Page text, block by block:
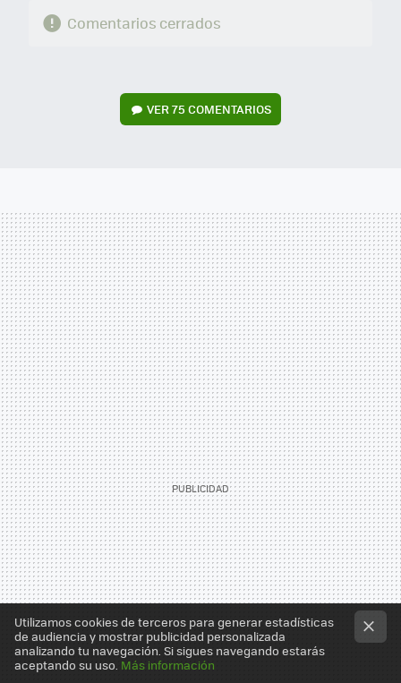
Comentarios cerrados
VER75 COMENTARIOS
Utilizamos cookies de terceros para generar estadísticas
de audiencia y mostrar publicidad personalizada
analizando tu navegación. Si sigues navegando estarás
aceptando su uso. Más información